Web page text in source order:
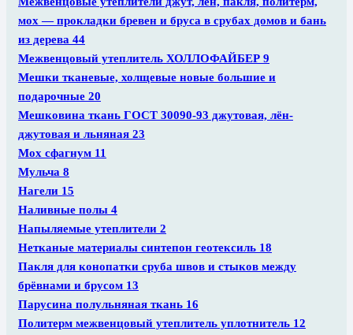
мох — прокладки бревен и бруса в срубах домов и бань
из дерева 44
Межвенцовый утеплитель ХОЛЛОФАЙБЕР 9
Мешки тканевые, холщевые новые большие и
подарочные 20
Мешковина ткань ГОСТ 30090-93 джутовая, лён-
джутовая и льняная 23
Мох сфагнум 11
Мульча 8
Нагели 15
Наливные полы 4
Напыляемые утеплители 2
Нетканые материалы синтепон геотексиль 18
Пакля для конопатки сруба швов и стыков между
брёвнами и брусом 13
Парусина полульняная ткань 16
Политерм межвенцовый утеплитель уплотнитель 12